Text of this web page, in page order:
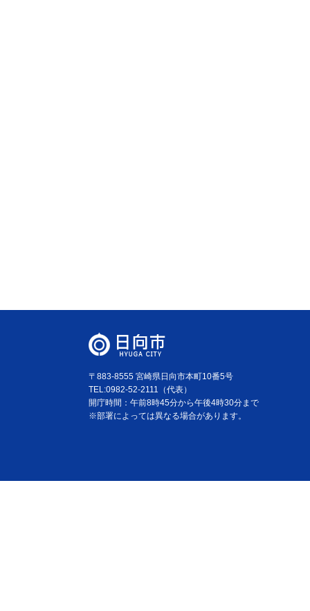
〒883-8555 宮崎県日向市本町10番5号
TEL:0982-52-2111（代表）
開庁時間：午前8時45分から午後4時30分まで
※部署によっては異なる場合があります。